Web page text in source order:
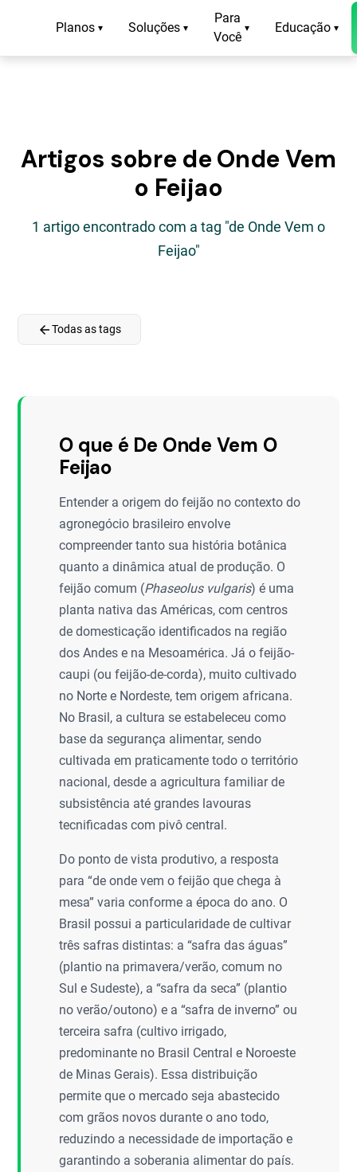
Planos ▾ Soluções ▾
Para
Você
▾ Educação ▾
Artigos sobre de Onde Vem
o Feijao
1 artigo encontrado com a tag "de Onde Vem o
Feijao"
arrow_backTodas as tags
O que é De Onde Vem O
Feijao
Entender a origem do feijão no contexto do
agronegócio brasileiro envolve
compreender tanto sua história botânica
quanto a dinâmica atual de produção. O
feijão comum (Phaseolus vulgaris) é uma
planta nativa das Américas, com centros
de domesticação identificados na região
dos Andes e na Mesoamérica. Já o feijão-
caupi (ou feijão-de-corda), muito cultivado
no Norte e Nordeste, tem origem africana.
No Brasil, a cultura se estabeleceu como
base da segurança alimentar, sendo
cultivada em praticamente todo o território
nacional, desde a agricultura familiar de
subsistência até grandes lavouras
tecnificadas com pivô central.
Do ponto de vista produtivo, a resposta
para “de onde vem o feijão que chega à
mesa” varia conforme a época do ano. O
Brasil possui a particularidade de cultivar
três safras distintas: a “safra das águas”
(plantio na primavera/verão, comum no
Sul e Sudeste), a “safra da seca” (plantio
no verão/outono) e a “safra de inverno” ou
terceira safra (cultivo irrigado,
predominante no Brasil Central e Noroeste
de Minas Gerais). Essa distribuição
permite que o mercado seja abastecido
com grãos novos durante o ano todo,
reduzindo a necessidade de importação e
garantindo a soberania alimentar do país.